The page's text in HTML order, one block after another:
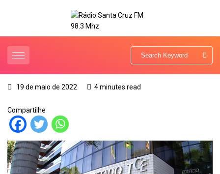
19 de maio de 2022 4 minutes read
Compartilhe